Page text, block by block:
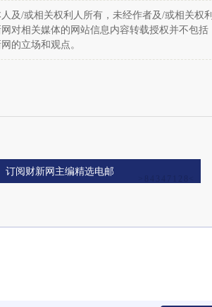
及/或相关权利人所有，未经作者及/或相关权利
对相关媒体的网站信息内容转载授权并不包括
的立场和观点。
订阅财新网主编精选电邮